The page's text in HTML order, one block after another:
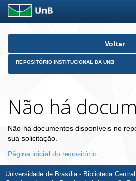
Skip
Voltar
REPOSITÓRIO INSTITUCIONAL DA UNB
Não há
Não há documentos disponíveis no
sua solicitação.
Página inicial do repositório
Universidade de Brasília - Biblioteca Central